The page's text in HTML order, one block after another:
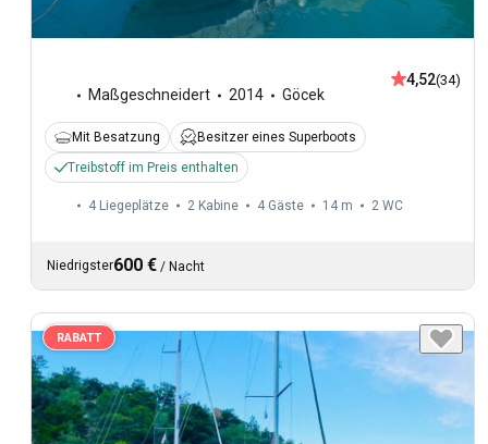
Maßgeschneidert 2014 Göcek
4,52(34)
Mit Besatzung
Besitzer eines Superboots
Treibstoff im Preis enthalten
4 Liegeplätze 2 Kabine 4 Gäste 14 m 2 WC
Niedrigster600 € / Nacht
RABATT